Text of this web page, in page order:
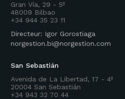
Gran Vía, 29 - 5º
48009 Bilbao
+34 944 35 23 11
Directeur: Igor Gorostiaga
norgestion.bi@norgestion.com
San Sebastián
Avenida de La Libertad, 17 - 4º
20004 San Sebastián
+34 943 32 70 44